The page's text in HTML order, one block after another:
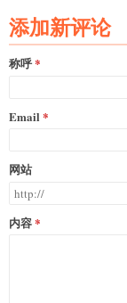
添加新评论
称呼
Email
网站
内容